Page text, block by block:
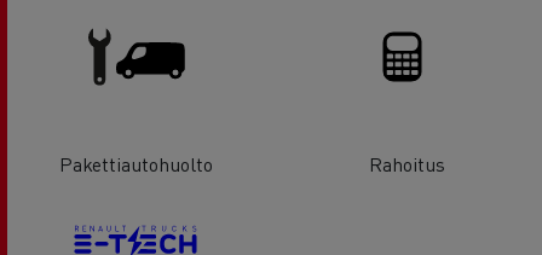
Pakettiautohuolto Rahoitus